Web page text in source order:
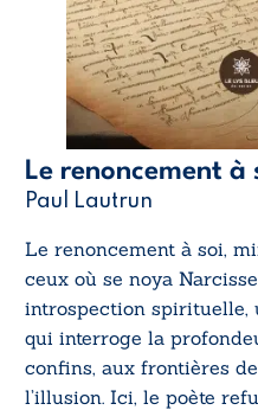
Le renoncement à
Paul Lautrun
Le renoncement à soi,
ceux où se noya
introspection spirituelle,
qui interroge la
confins, aux frontières
l’illusion. Ici, le poète